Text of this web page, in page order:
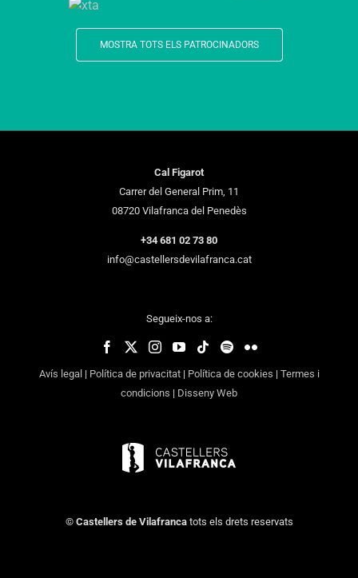
MOSTRA TOTS ELS PATROCINADORS
Cal Figarot
Carrer del General Prim, 11
08720 Vilafranca del Penedès
+34 681 02 73 80
info@castellersdevilafranca.cat
Segueix-nos a:
Avís legal | Política de privacitat| Política de cookies | Termes i
condicions | Disseny Web
© Castellers de Vilafrancatots els drets reservats